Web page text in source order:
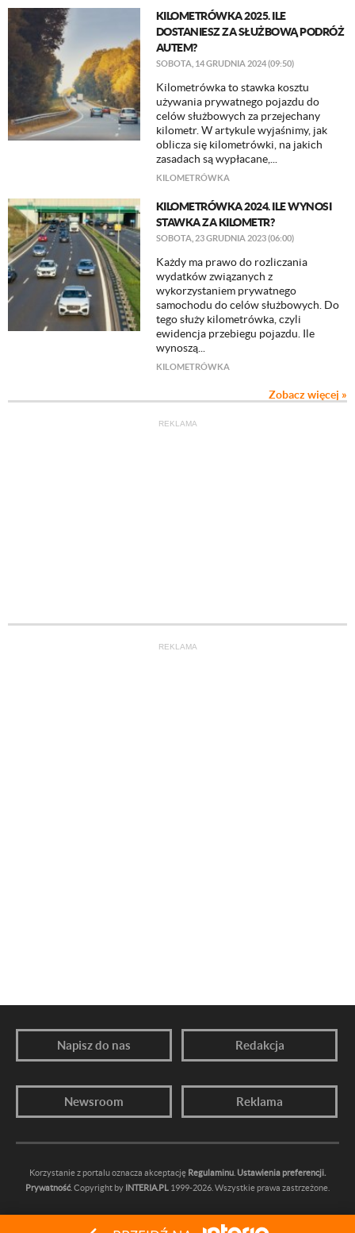
KILOMETRÓWKA 2025. ILE
DOSTANIESZ ZA SŁUŻBOWĄ PODRÓŻ
AUTEM?
SOBOTA, 14 GRUDNIA 2024 (09:50)
Kilometrówka to stawka kosztu
używania prywatnego pojazdu do
celów służbowych za przejechany
kilometr. W artykule wyjaśnimy, jak
oblicza się kilometrówki, na jakich
zasadach są wypłacane,...
KILOMETRÓWKA
KILOMETRÓWKA 2024. ILE WYNOSI
STAWKA ZA KILOMETR?
SOBOTA, 23 GRUDNIA 2023 (06:00)
Każdy ma prawo do rozliczania
wydatków związanych z
wykorzystaniem prywatnego
samochodu do celów służbowych. Do
tego służy kilometrówka, czyli
ewidencja przebiegu pojazdu. Ile
wynoszą...
KILOMETRÓWKA
Zobacz więcej »
REKLAMA
REKLAMA
Napisz do nas Redakcja
Newsroom Reklama
Korzystanie z portalu oznacza akceptację Regulaminu Ustawienia preferencji.
Prywatność. Copyright by INTERIA.PL 1999-2026. Wszystkie prawa zastrzeżone.